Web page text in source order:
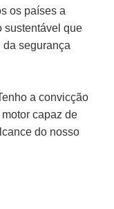
os países a
sustentável que
segurança
a convicção
capaz de
do nosso